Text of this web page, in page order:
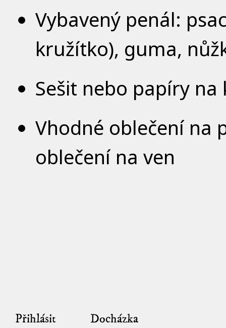
Vybavený penál:
kružítko), guma,
Sešit nebo papíry
Vhodné oblečení na
oblečení na ven
Přihlásit Docházka